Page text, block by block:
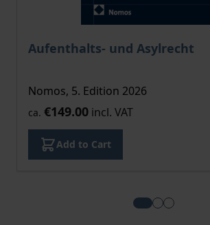
Aufenthalts- und Asylrecht
Nomos, 5. Edition 2026
ca. €149.00 incl. VAT
Add to Cart
View more
View more
View